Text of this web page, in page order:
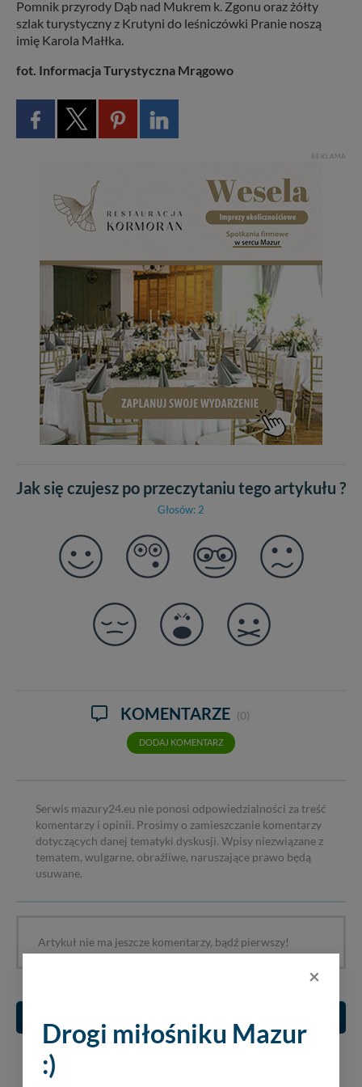
Pomnik przyrody Dąb nad Mukrem k. Zgonu oraz żółty
szlak turystyczny z Krutyni do leśniczówki Pranie noszą
imię Karola Małłka.
fot. Informacja Turystyczna Mrągowo
REKLAMA
Jak się czujesz po przeczytaniu tego artykułu ?
Głosów: 2
KOMENTARZE (0)
DODAJ KOMENTARZ
Serwis mazury24.eu nie ponosi odpowiedzialności za treść
komentarzy i opinii. Prosimy o zamieszczanie komentarzy
dotyczących danej tematyki dyskusji. Wpisy niezwiązane z
tematem, wulgarne, obraźliwe, naruszające prawo będą
usuwane.
Artykuł nie ma jeszcze komentarzy, bądź pierwszy!
×
Drogi miłośniku Mazur
:)